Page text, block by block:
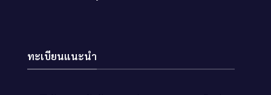
ทะเบียนแนะนำ